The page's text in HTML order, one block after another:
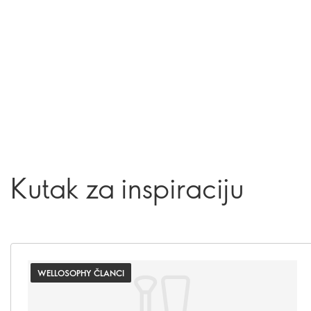
Kutak za inspiraciju
WELLOSOPHY ČLANCI